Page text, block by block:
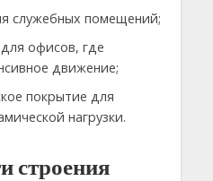
служебных помещений;
офисов, где
движение;
покрытие для
нагрузки.
строения